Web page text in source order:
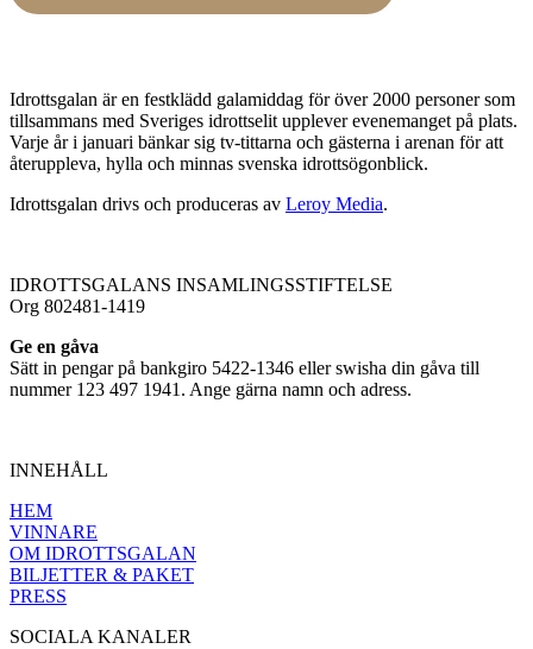
Idrottsgalan är en festklädd galamiddag för över 2000 personer som
tillsammans med Sveriges idrottselit upplever evenemanget på plats.
Varje år i januari bänkar sig tv-tittarna och gästerna i arenan för att
återuppleva, hylla och minnas svenska idrottsögonblick.
Idrottsgalan drivs och produceras av Leroy Media.
IDROTTSGALANS INSAMLINGSSTIFTELSE
Org 802481-1419
Ge en gåva
Sätt in pengar på bankgiro 5422-1346 eller swisha din gåva till
nummer 123 497 1941. Ange gärna namn och adress.
INNEHÅLL
HEM
VINNARE
OM IDROTTSGALAN
BILJETTER & PAKET
PRESS
SOCIALA KANALER